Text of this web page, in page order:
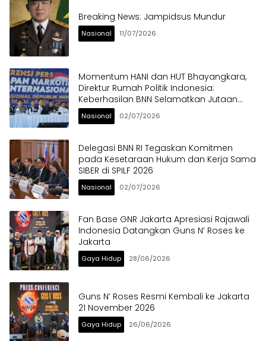
Breaking News: Jampidsus Mundur
Nasional 11/07/2026
Momentum HANI dan HUT Bhayangkara,
Direktur Rumah Politik Indonesia:
Keberhasilan BNN Selamatkan Jutaan
Anak Bangsa dari Ancaman Narkoba
Nasional 02/07/2026
Delegasi BNN RI Tegaskan Komitmen
pada Kesetaraan Hukum dan Kerja Sama
SIBER di SPILF 2026
Nasional 02/07/2026
Fan Base GNR Jakarta Apresiasi Rajawali
Indonesia Datangkan Guns N’ Roses ke
Jakarta
Gaya Hidup 28/06/2026
Guns N’ Roses Resmi Kembali ke Jakarta
21 November 2026
Gaya Hidup 26/06/2026